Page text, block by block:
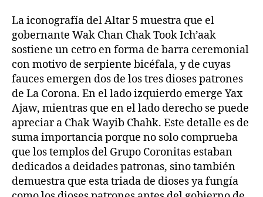
La iconografía del Altar 5 muestra que el
gobernante Wak Chan Chak Took Ich’aak
sostiene un cetro en forma de barra ceremonial
con motivo de serpiente bicéfala, y de cuyas
fauces emergen dos de los tres dioses patrones
de La Corona. En el lado izquierdo emerge Yax
Ajaw, mientras que en el lado derecho se puede
apreciar a Chak Wayib Chahk. Este detalle es de
suma importancia porque no solo comprueba
que los templos del Grupo Coronitas estaban
dedicados a deidades patronas, sino también
demuestra que esta triada de dioses ya fungía